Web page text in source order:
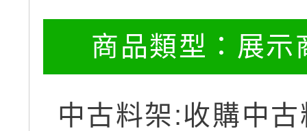
商品類型： 展示
中古料架:收購中